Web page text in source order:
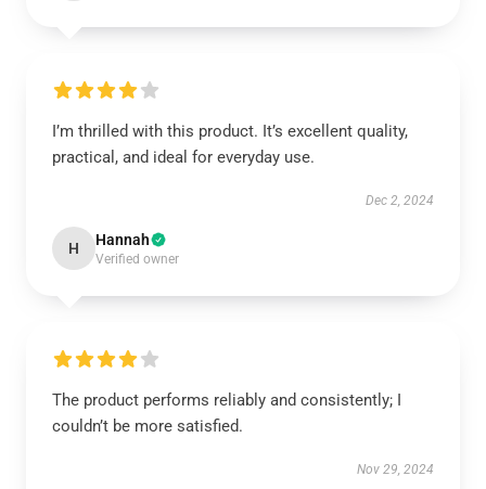
I’m thrilled with this product. It’s excellent quality,
practical, and ideal for everyday use.
Dec 2, 2024
H Hannah
Verified owner
The product performs reliably and consistently; I
couldn’t be more satisfied.
Nov 29, 2024